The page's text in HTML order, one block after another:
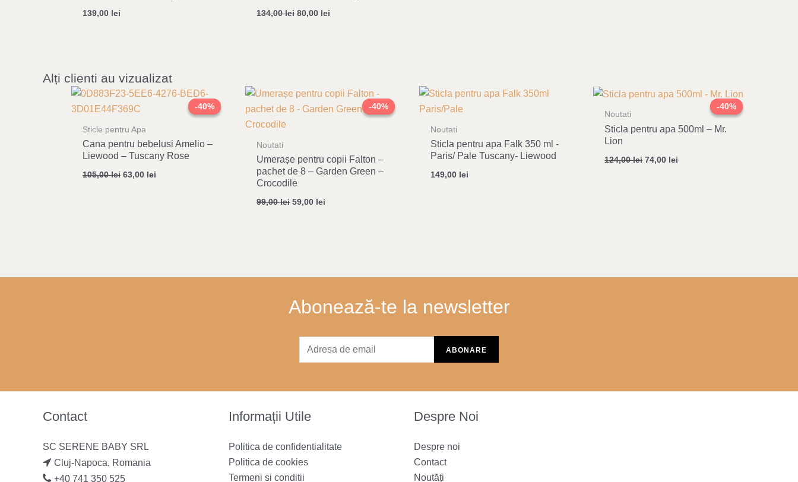
139,00 lei 134,00lei 80,00 lei
Alți clienti au vizualizat
-40%
-40%
Sticle pentru Apa
Cana pentru bebelusi Amelio –
Liewood – Tuscany Rose
105,00lei
Original
was:
63,00 lei
Current
-40%
-40%
Noutati
Umerașe pentru copii Falton –
pachet de 8 – Garden Green –
Crocodile
99,00lei
Original
price
was:
59,00 lei
Current
price
is:
Noutati
Sticla pentru apa Falk 350 ml -
Paris/ Pale Tuscany- Liewood
149,00 lei
-40%
-40%
Noutati
Sticla pentru apa 500ml – Mr.
Lion
124,00lei
Original
price
74,00 lei
Current
Abonează-te la newsletter
Contact
SC SERENE BABY SRL
Cluj-Napoca, Romania
+40 741 350 525
Informații Utile
Politica de confidentialitate
Politica de cookies
Termeni si conditii
Despre Noi
Despre noi
Contact
Noutăți